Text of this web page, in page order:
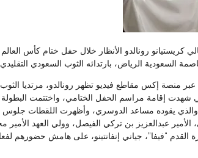
كريستيانو رونالدو الأنظار خلال حفل ختام كأس العالم
السعودية الرياض، بارتدائه الثوب السعودي التقليدي
منصة إكس مقاطع فيديو تظهر رونالدو، مرتديا
شهدت إقامة مراسم الحفل الختامي، واختتمت البطولة
يقوده مساعد الدوسري، وأظهرت اللقطات جلوس
الأمير عبدالعزيز بن تركي الفيصل، وولي العهد
القدم “فيفا”، جياني إنفانتينو، على هامش حضورهم